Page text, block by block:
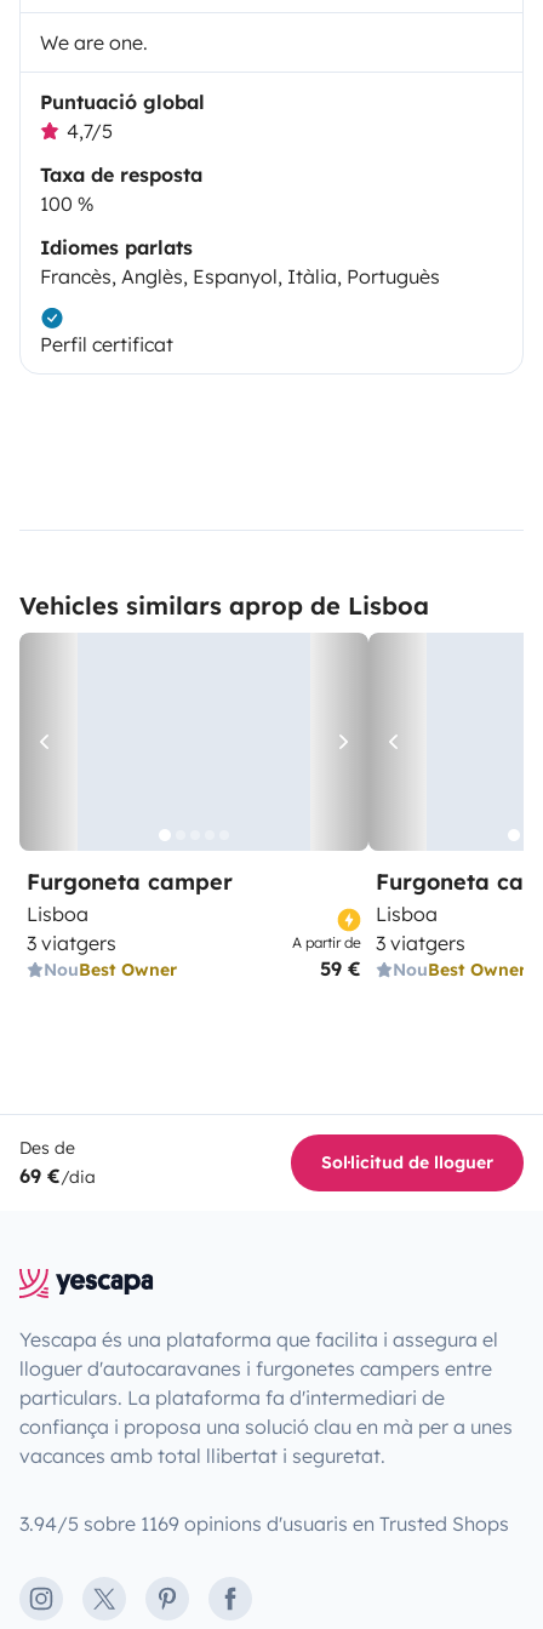
We are one.
Puntuació global
4,7/5
Taxa de resposta
100 %
Idiomes parlats
Francès, Anglès, Espanyol, Itàlia, Portuguès
Perfil certificat
Vehicles similars aprop de Lisboa
Furgoneta camper
Lisboa
3 viatgers
NouBest Owner
A partir de
59 €
Furgoneta
Lisboa
3 viatgers
NouBest Owner
Des de
69 €/dia
Sol·licitud de lloguer
Yescapa és una plataforma que facilita i assegura el
lloguer d'autocaravanes i furgonetes campers entre
particulars. La plataforma fa d'intermediari de
confiança i proposa una solució clau en mà per a unes
vacances amb total llibertat i seguretat.
3.94/5 sobre 1169 opinions d'usuaris en Trusted Shops
Instagram
X PinterestFacebook